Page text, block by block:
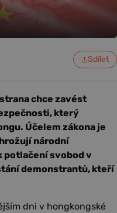
Sdílet
chce zavést
který
Účelem zákona je
národní
potlačení svobod v
demonstrantů, kteří
dni v hongkongské